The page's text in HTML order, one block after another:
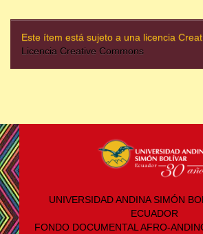
Este ítem está sujeto a una licencia
Licencia Creative Commons
UNIVERSIDAD ANDINA SIMÓN
ECUADOR
FONDO DOCUMENTAL AFRO-